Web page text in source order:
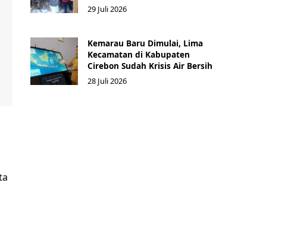
29 Juli 2026
Kemarau Baru Dimulai, Lima
Kecamatan di Kabupaten
Cirebon Sudah Krisis Air Bersih
28 Juli 2026